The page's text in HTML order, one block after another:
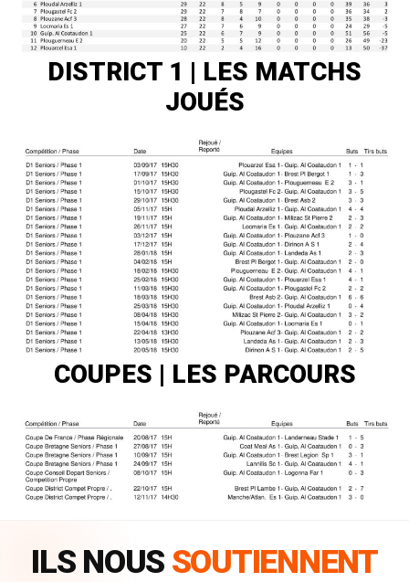
DISTRICT 1 | LES MATCHS
JOUÉS
COUPES | LES PARCOURS
ILS NOUS SOUTIENNENT